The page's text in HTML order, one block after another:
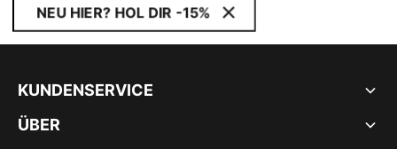
NEU HIER? HOL DIR -15%
KUNDENSERVICE
ÜBER